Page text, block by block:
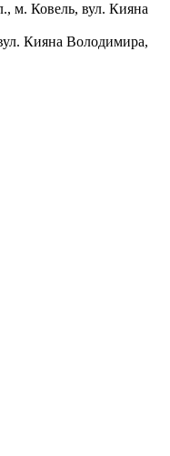
м. Ковель, вул. Кияна
Кияна Володимира,